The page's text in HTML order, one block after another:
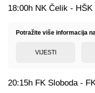
18:00h NK Čelik -
Potražite više informacija
VIJESTI
20:15h FK Sloboda -